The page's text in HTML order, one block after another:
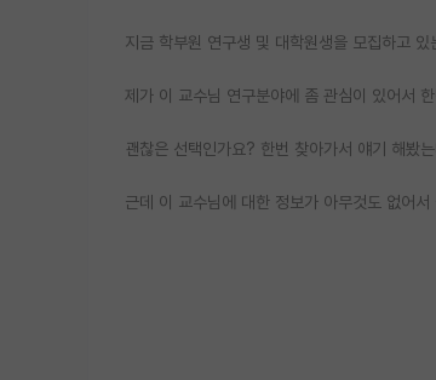
지금 학부원 연구생 및 대학원생을 모집하고 있
제가 이 교수님 연구분야에 좀 관심이 있어서
괜찮은 선택인가요? 한번 찾아가서 얘기 해봤
근데 이 교수님에 대한 정보가 아무것도 없어서